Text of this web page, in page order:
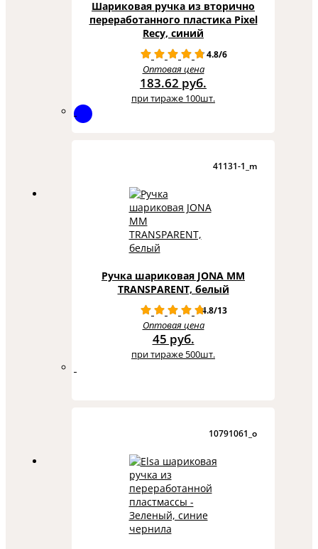
Шариковая ручка из вторично
переработанного пластика Pixel
Recy, синий
4.8/6
Оптовая цена
183.62 руб.
при тираже 100шт.
41131-1_m
Ручка шариковая JONA MM
TRANSPARENT, белый
4.8/13
Оптовая цена
45 руб.
при тираже 500шт.
10791061_o